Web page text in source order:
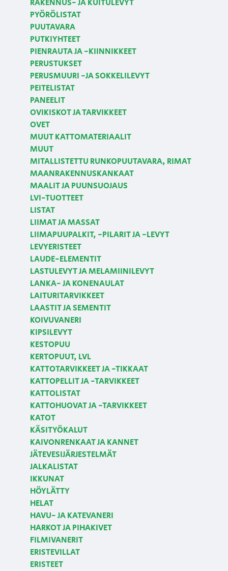
RAKENNUS- JA KUITULEVYT
PYÖRÖLISTAT
PUUTAVARA
PUTKIYHTEET
PIENRAUTA JA -KIINNIKKEET
PERUSTUKSET
PERUSMUURI -JA SOKKELILEVYT
PEITELISTAT
PANEELIT
OVIKISKOT JA TARVIKKEET
OVET
MUUT KATTOMATERIAALIT
MUUT
MITALLISTETTU RUNKOPUUTAVARA, RIMAT
MAANRAKENNUSKANKAAT
MAALIT JA PUUNSUOJAUS
LVI-TUOTTEET
LISTAT
LIIMAT JA MASSAT
LIIMAPUUPALKIT, -PILARIT JA -LEVYT
LEVYERISTEET
LAUDE-ELEMENTIT
LASTULEVYT JA MELAMIINILEVYT
LANKA- JA KONENAULAT
LAITURITARVIKKEET
LAASTIT JA SEMENTIT
KOIVUVANERI
KIPSILEVYT
KESTOPUU
KERTOPUUT, LVL
KATTOTARVIKKEET JA -TIKKAAT
KATTOPELLIT JA -TARVIKKEET
KATTOLISTAT
KATTOHUOVAT JA -TARVIKKEET
KATOT
KÄSITYÖKALUT
KAIVONRENKAAT JA KANNET
JÄTEVESIJÄRJESTELMÄT
JALKALISTAT
IKKUNAT
HÖYLÄTTY
HELAT
HAVU- JA KATEVANERI
HARKOT JA PIHAKIVET
FILMIVANERIT
ERISTEVILLAT
ERISTEET